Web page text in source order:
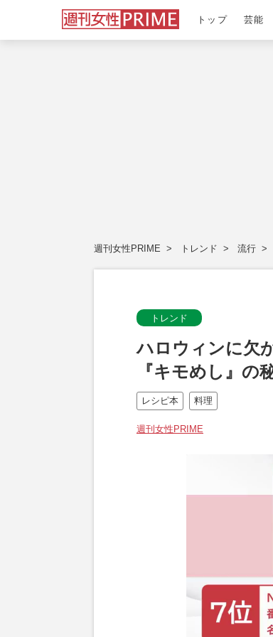
トップ 芸能
週刊女性PRIME トレンド 流行
トレンド
ハロウィンに欠
『キモめし』の
レシピ本 料理
週刊女性PRIME